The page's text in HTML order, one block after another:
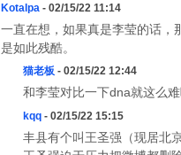
Kotalpa - 02/15/22 11:14
一直在想，如果真是李莹的话，
是如此残酷。
猫老板 - 02/15/22 12:44
和李莹对比一下dna就这么
kqq - 02/15/22 15:15
丰县有个叫王圣强（现居北